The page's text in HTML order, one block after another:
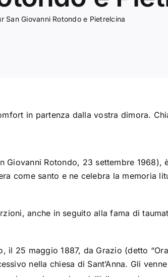
San Giovanni Rotondo e Pietrelcina
in partenza dalla vostra dimora.
Giovanni Rotondo, 23 settembre 1968),
come santo e ne celebra la memoria
anche in seguito alla fama di
, il 25 maggio1887, da Grazio (detto
nella chiesa di Sant’Anna. Gli